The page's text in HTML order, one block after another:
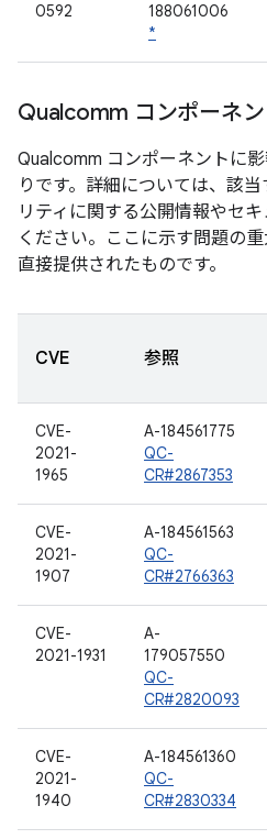
0592
188061006
*
Qualcomm コンポーネン
Qualcomm コンポーネントに
りです。詳細については、該
リティに関する公開情報やセ
ください。ここに示す問題の
直接提供されたものです。
CVE 参照
CVE-
2021-
1965
A-184561775
QC-
CR#2867353
CVE-
2021-
1907
A-184561563
QC-
CR#2766363
CVE-
2021-1931
A-
179057550
QC-
CR#2820093
CVE-
2021-
1940
A-184561360
QC-
CR#2830334